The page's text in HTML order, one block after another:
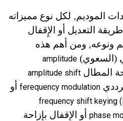
الموديم, لكل نوع مميزاته
التعديل أو الإِقفال
ونوعه, ومن أهم هذه
(السعوي) amplitude
المطال amplitude shift
ferequency modulation أو
frequency shift keying
phase أو الإِقفال بإِزاحة